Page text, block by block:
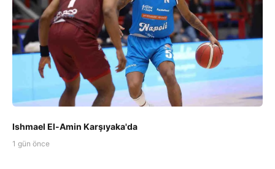
Ishmael El-Amin Karşıyaka'da
1 gün önce